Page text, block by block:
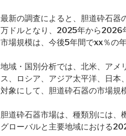
最新の調査によると、胆道砕石
万ドルとなり、2025年から2026
市場規模は、今後5年間でxx％の
地域・国別分析では、北米、アメ
ス、ロシア、アジア太平洋、日本
対象にして、胆道砕石器の市場規
胆道砕石器市場は、種類別には、
グローバルと主要地域における